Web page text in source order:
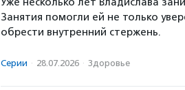
Занятия помогли ей не только
обрести внутренний стержень.
Серии · 28.07.2026 · Здоровье